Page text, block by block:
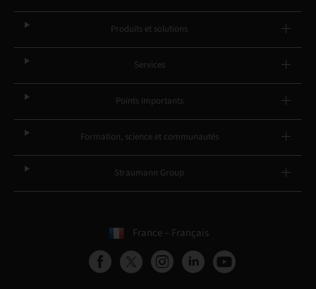
Produits et solutions
Services
Points importants
Formation, science et communautés
Straumann Group
France – Français